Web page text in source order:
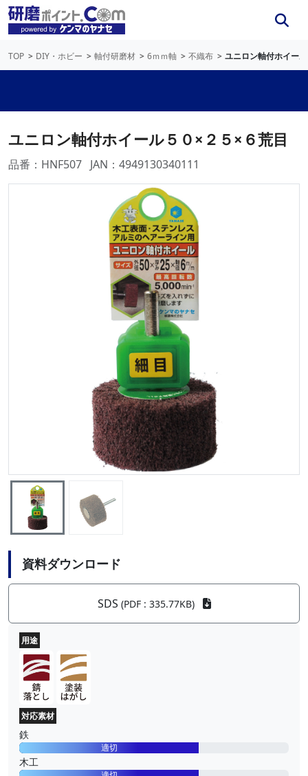
TOP DIY・ホビー 軸付研磨材 6ｍｍ軸 不織布 ユニロン軸付ホイー
ユニロン軸付ホイール５０×２５×６荒目
品番：HNF507 JAN：4949130340111
資料ダウンロード
SDS (PDF : 335.77KB)
用途
対応素材
鉄
適切
木工